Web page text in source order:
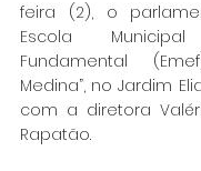
feira (2), o
Escola
Fundamental
Medina”, no Jardim
com a diretora
Rapatão.